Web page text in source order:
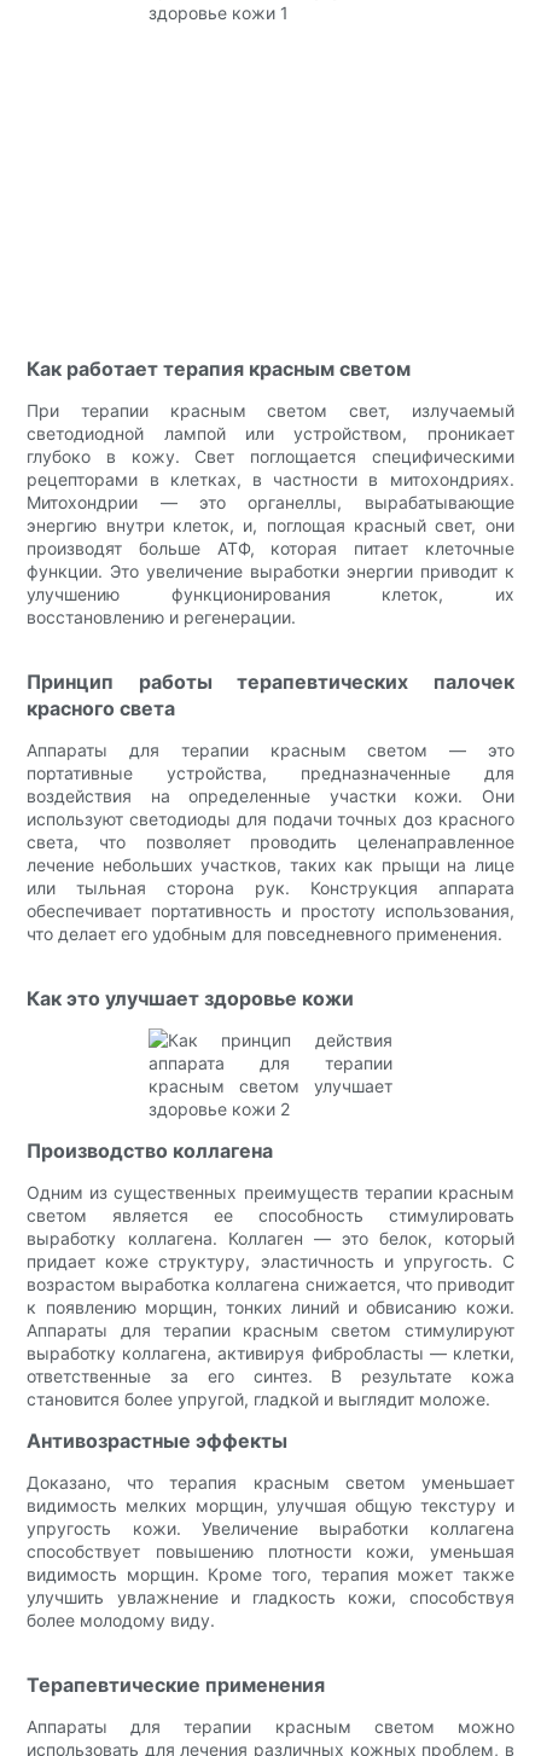
Как работает терапия красным светом
При терапии красным светом свет, излучаемый
светодиодной лампой или устройством, проникает
глубоко в кожу. Свет поглощается специфическими
рецепторами в клетках, в частности в митохондриях.
Митохондрии — это органеллы, вырабатывающие
энергию внутри клеток, и, поглощая красный свет, они
производят больше АТФ, которая питает клеточные
функции. Это увеличение выработки энергии приводит к
улучшению функционирования клеток, их
восстановлению и регенерации.
Принцип работы терапевтических палочек
красного света
Аппараты для терапии красным светом — это
портативные устройства, предназначенные для
воздействия на определенные участки кожи. Они
используют светодиоды для подачи точных доз красного
света, что позволяет проводить целенаправленное
лечение небольших участков, таких как прыщи на лице
или тыльная сторона рук. Конструкция аппарата
обеспечивает портативность и простоту использования,
что делает его удобным для повседневного применения.
Как это улучшает здоровье кожи
Производство коллагена
Одним из существенных преимуществ терапии красным
светом является ее способность стимулировать
выработку коллагена. Коллаген — это белок, который
придает коже структуру, эластичность и упругость. С
возрастом выработка коллагена снижается, что приводит
к появлению морщин, тонких линий и обвисанию кожи.
Аппараты для терапии красным светом стимулируют
выработку коллагена, активируя фибробласты — клетки,
ответственные за его синтез. В результате кожа
становится более упругой, гладкой и выглядит моложе.
Антивозрастные эффекты
Доказано, что терапия красным светом уменьшает
видимость мелких морщин, улучшая общую текстуру и
упругость кожи. Увеличение выработки коллагена
способствует повышению плотности кожи, уменьшая
видимость морщин. Кроме того, терапия может также
улучшить увлажнение и гладкость кожи, способствуя
более молодому виду.
Терапевтические применения
Аппараты для терапии красным светом можно
использовать для лечения различных кожных проблем, в